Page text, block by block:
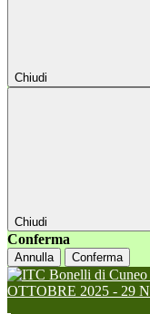
Chiudi
Chiudi
Conferma
Annulla Conferma
OTTOBRE 2025 - 29